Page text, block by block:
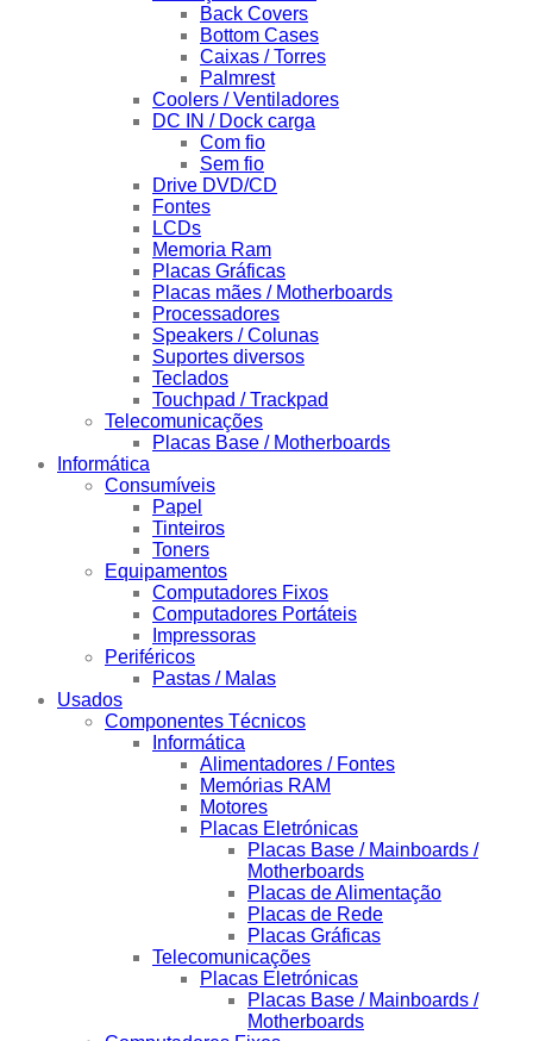
Back Covers
Bottom Cases
Caixas / Torres
Palmrest
Coolers / Ventiladores
DC IN / Dock carga
Com fio
Sem fio
Drive DVD/CD
Fontes
LCDs
Memoria Ram
Placas Gráficas
Placas mães / Motherboards
Processadores
Speakers / Colunas
Suportes diversos
Teclados
Touchpad / Trackpad
Telecomunicações
Placas Base / Motherboards
Informática
Consumíveis
Papel
Tinteiros
Toners
Equipamentos
Computadores Fixos
Computadores Portáteis
Impressoras
Periféricos
Pastas / Malas
Usados
Componentes Técnicos
Informática
Alimentadores / Fontes
Memórias RAM
Motores
Placas Eletrónicas
Placas Base / Mainboards /
Motherboards
Placas de Alimentação
Placas de Rede
Placas Gráficas
Telecomunicações
Placas Eletrónicas
Placas Base / Mainboards /
Motherboards